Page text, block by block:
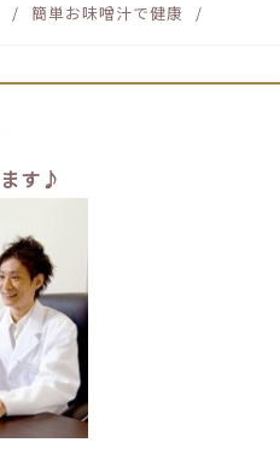
簡単お味噌汁で健康
す♪